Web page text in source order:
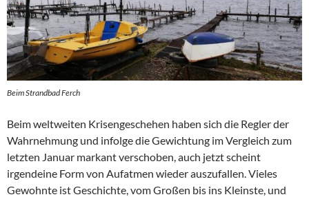
Beim Strandbad Ferch
Beim weltweiten Krisengeschehen haben sich die Regler der
Wahrnehmung und infolge die Gewichtung im Vergleich zum
letzten Januar markant verschoben, auch jetzt scheint
irgendeine Form von Aufatmen wieder auszufallen. Vieles
Gewohnte ist Geschichte, vom Großen bis ins Kleinste, und